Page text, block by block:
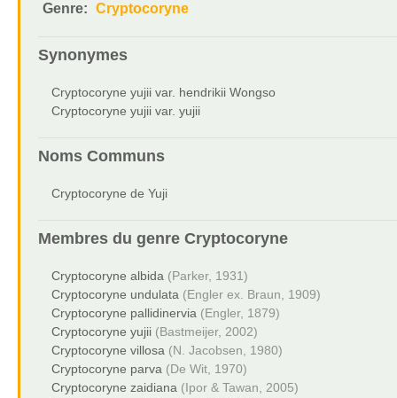
Genre: Cryptocoryne
Synonymes
Cryptocoryne yujii var. hendrikii Wongso
Cryptocoryne yujii var. yujii
Noms Communs
Cryptocoryne de Yuji
Membres du genre Cryptocoryne
Cryptocoryne albida (Parker, 1931)
Cryptocoryne undulata (Engler ex. Braun, 1909)
Cryptocoryne pallidinervia (Engler, 1879)
Cryptocoryne yujii (Bastmeijer, 2002)
Cryptocoryne villosa (N. Jacobsen, 1980)
Cryptocoryne parva (De Wit, 1970)
Cryptocoryne zaidiana (Ipor & Tawan, 2005)